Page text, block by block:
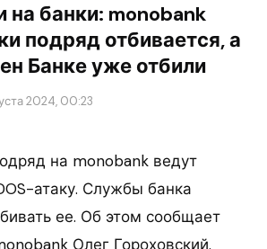
на банки: monobank
подряд отбивается, а
Банке уже отбили
2024, 00:23
на monobank ведут
атаку. Службы банка
ее. Об этом сообщает
Олег Гороховский.